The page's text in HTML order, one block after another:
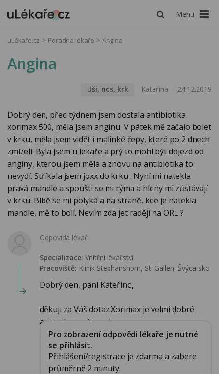
Menu
uLékaře.cz Poradna lékaře Angina
Angina
Uši, nos, krk Kateřina 24.12.2019
Dobrý den, před týdnem jsem dostala antibiotika
xorimax 500, měla jsem anginu. V pátek mě začalo bolet
v krku, měla jsem vidět i malinké čepy, které po 2 dnech
zmizeli. Byla jsem u lekaře a prý to mohl být dojezd od
angíny, kterou jsem měla a znovu na antibiotika to
nevydí. Stříkala jsem joxx do krku . Nyní mi natekla
pravá mandle a spoušti se mi rýma a hleny mi zůstávají
v krku. Blbě se mi polyká a na straně, kde je natekla
mandle, mě to bolí. Nevím zda jet raději na ORL ?
Odpovídá lékař:
Specializace: Vnitřní lékařství
Pracoviště: Klinik Stephanshorn, St. Gallen, Švýcarsko
Dobrý den, paní Kateřino,
děkuji za Váš dotaz.Xorimax je velmi dobré
antiotikum při angí...
Pro zobrazení odpovědi lékaře je nutné
se přihlásit.
Přihlášení/registrace je zdarma a zabere
průměrně 2 minuty.